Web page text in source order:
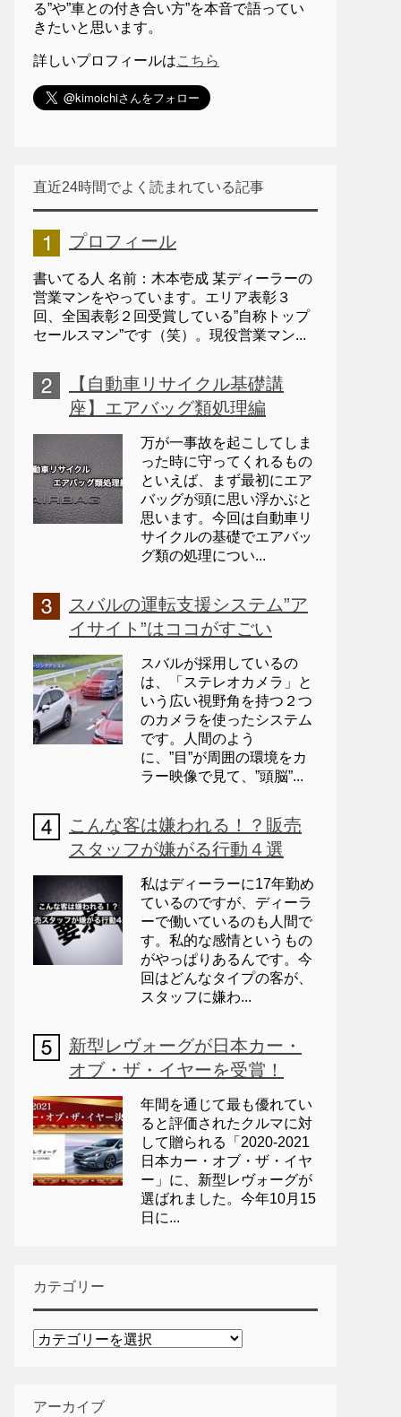
る”や”車との付き合い方”を本音で語ってい
きたいと思います。
詳しいプロフィールはこちら
直近24時間でよく読まれている記事
プロフィール
書いてる人 名前：木本壱成 某ディーラーの
営業マンをやっています。エリア表彰３
回、全国表彰２回受賞している”自称トップ
セールスマン”です（笑）。現役営業マン...
【自動車リサイクル基礎講
座】エアバッグ類処理編
万が一事故を起こしてしま
った時に守ってくれるもの
といえば、まず最初にエア
バッグが頭に思い浮かぶと
思います。今回は自動車リ
サイクルの基礎でエアバッ
グ類の処理につい...
スバルの運転支援システム”ア
イサイト”はココがすごい
スバルが採用しているの
は、「ステレオカメラ」と
いう広い視野角を持つ２つ
のカメラを使ったシステム
です。人間のよう
に、”目”が周囲の環境をカ
ラー映像で見て、”頭脳”...
こんな客は嫌われる！？販売
スタッフが嫌がる行動４選
私はディーラーに17年勤め
ているのですが、ディーラ
ーで働いているのも人間で
す。私的な感情というもの
がやっぱりあるんです。今
回はどんなタイプの客が、
スタッフに嫌わ...
新型レヴォーグが日本カー・
オブ・ザ・イヤーを受賞！
年間を通じて最も優れてい
ると評価されたクルマに対
して贈られる「2020-2021
日本カー・オブ・ザ・イヤ
ー」に、新型レヴォーグが
選ばれました。今年10月15
日に...
カテゴリー
カ
ー
アーカイブ